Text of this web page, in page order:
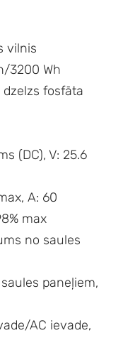
vilnis
3200 Wh
dzelzs fosfāta
(DC), V: 25.6
A: 60
max
no saules
paneļiem,
AC ievade,